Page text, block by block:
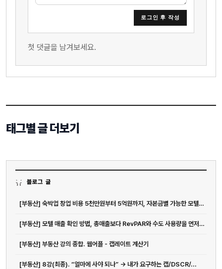
블로그 글
[부동산] 숙박업 창업 비용 5천만원부터 5억원까지, 자본금별 가능한 모텔 운...
[부동산] 모텔 매출 확인 방법, 총매출보다 RevPAR와 수도 사용량을 먼저...
[부동산] 부동산 강의 종합. 웹어플 - 캡레이트 계산기
[부동산] 8강(최종). “얼마에 사야 되나” → 내가 요구하는 캡/DSCR/...
로그인 후 작성
첫 댓글을 남겨보세요.
태그별 글 더보기